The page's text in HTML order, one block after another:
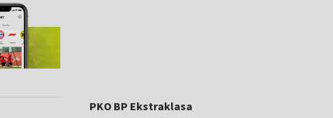
PKO BP Ekstraklasa